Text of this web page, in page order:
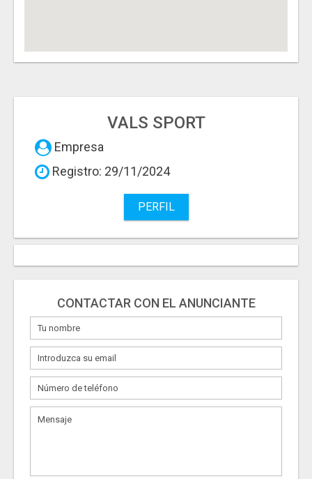
VALS SPORT
Empresa
Registro: 29/11/2024
PERFIL
CONTACTAR CON EL ANUNCIANTE